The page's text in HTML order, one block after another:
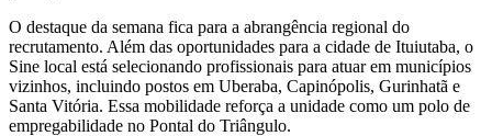
O destaque da semana fica para a abrangência regional do
recrutamento. Além das oportunidades para a cidade de Ituiutaba, o
Sine local está selecionando profissionais para atuar em municípios
vizinhos, incluindo postos em Uberaba, Capinópolis, Gurinhatã e
Santa Vitória. Essa mobilidade reforça a unidade como um polo de
empregabilidade no Pontal do Triângulo.